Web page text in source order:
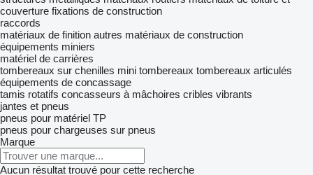
couverture fixations de construction
raccords
matériaux de finition autres matériaux de construction
équipements miniers
matériel de carrières
tombereaux sur chenilles mini tombereaux tombereaux articulés
équipements de concassage
tamis rotatifs concasseurs à mâchoires cribles vibrants
jantes et pneus
pneus pour matériel TP
pneus pour chargeuses sur pneus
Marque
Aucun résultat trouvé pour cette recherche